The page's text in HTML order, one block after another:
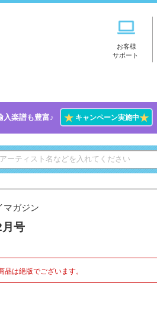
お客様
サポート
入楽譜も豊富♪ ★キャンペーン実施中★
マガジン
号
は絶版でございます。